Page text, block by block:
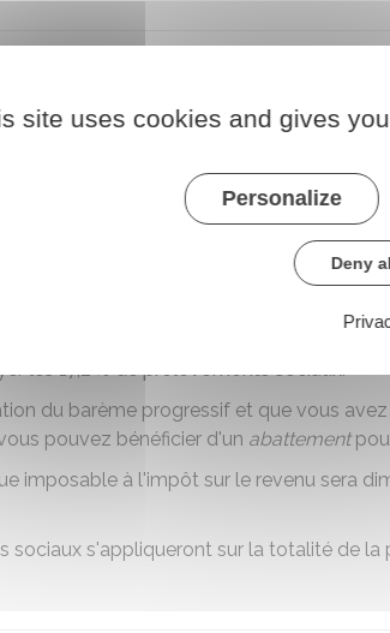
sur la plus-value mobilière ?
au prélèvement forfaitaire unique au
prélèvements sociaux).
le barème progressif de l'impôt sur le
alors être
ajoutée à vos autres
soumis au barème progressif.
les17,2 %deprélèvements sociaux.
du barème progressif et que vous avez
pouvez bénéficier d'un abattement
imposable à l'impôt sur le revenu sera
sociaux s'appliqueront sur la totalité de la
site uses cookies and gives
Personalize
Deny